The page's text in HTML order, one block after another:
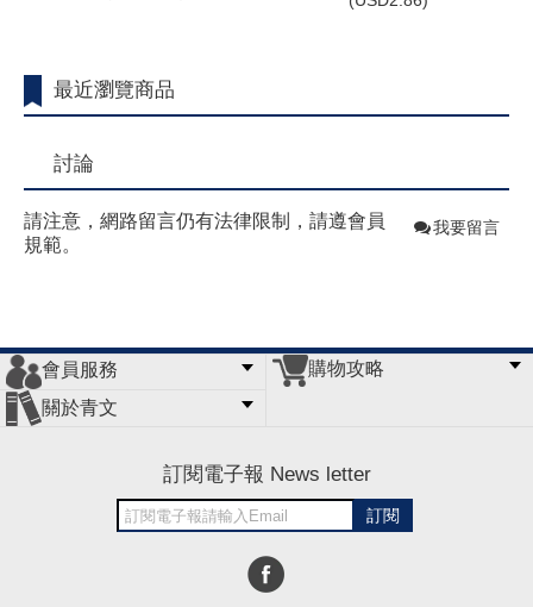
最近瀏覽商品
討論
請注意，網路留言仍有法律限制，請遵會員
規範。
我要留言
會員服務
會員辦法
客服信箱
隱私條款
網站導覽
購物攻略
關於青文
訂閱電子報 News letter
訂閱